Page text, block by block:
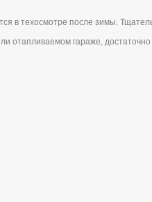
в техосмотре после зимы.
отапливаемом гараже,